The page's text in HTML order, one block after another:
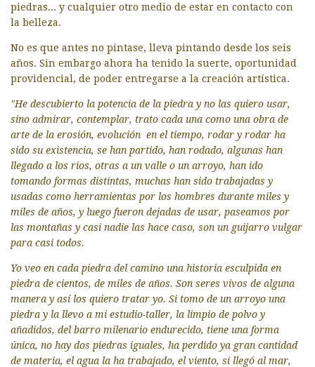
piedras... y cualquier otro medio de estar en contacto con
la belleza.
No es que antes no pintase, lleva pintando desde los seis
años. Sin embargo ahora ha tenido la suerte, oportunidad
providencial, de poder entregarse a la creación artística.
"He descubierto la potencia de la piedra y no las quiero usar,
sino admirar, contemplar, trato cada una como una obra de
arte de la erosión, evolución en el tiempo, rodar y rodar ha
sido su existencia, se han partido, han rodado, algunas han
llegado a los rios, otras a un valle o un arroyo, han ido
tomando formas distintas, muchas han sido trabajadas y
usadas como herramientas por los hombres durante miles y
miles de años, y luego fueron dejadas de usar, paseamos por
las montañas y casi nadie las hace caso, son un guijarro vulgar
para casi todos.
Yo veo en cada piedra del camino una historia esculpida en
piedra de cientos, de miles de años. Son seres vivos de alguna
manera y así los quiero tratar yo. Si tomo de un arroyo una
piedra y la llevo a mi estudio-taller, la limpio de polvo y
añadidos, del barro milenario endurecido, tiene una forma
única, no hay dos piedras iguales, ha perdido ya gran cantidad
de materia, el agua la ha trabajado, el viento, si llegó al mar,